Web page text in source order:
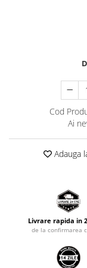
Cod
Ai
Adauga
Livrare rapida in
de la confirmarea